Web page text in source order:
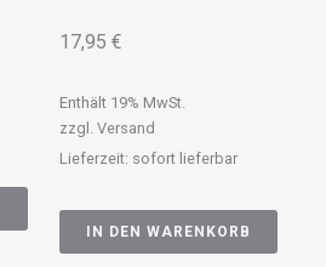
17,95€
Enthält 19% MwSt.
zzgl.Versand
Lieferzeit: sofort lieferbar
IN DEN WARENKORB